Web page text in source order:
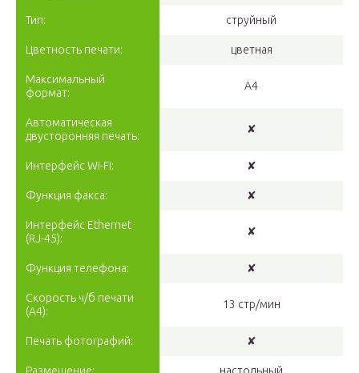
Тип: струйный
Цветность печати: цветная
Максимальный
формат:
A4
Автоматическая
двусторонняя печать:
✘
Интерфейс Wi-Fi: ✘
Функция факса: ✘
Интерфейс Ethernet
(RJ-45):
✘
Функция телефона: ✘
Скорость ч/б печати
(A4):
13 стр/мин
Печать фотографий: ✘